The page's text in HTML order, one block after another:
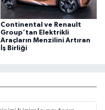
Continental ve Renault
Group’tan Elektrikli
Araçların Menzilini Artıran
İş Birliği